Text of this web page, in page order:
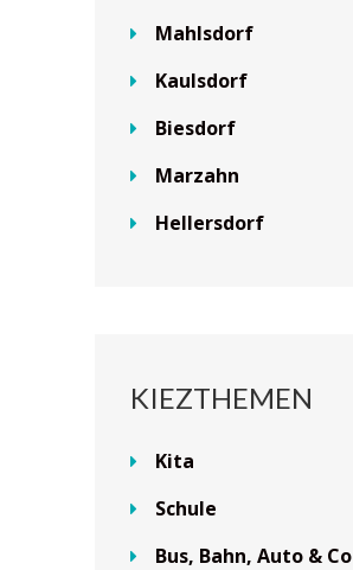
Mahlsdorf
Kaulsdorf
Biesdorf
Marzahn
Hellersdorf
KIEZTHEMEN
Kita
Schule
Bus, Bahn, Auto & Co